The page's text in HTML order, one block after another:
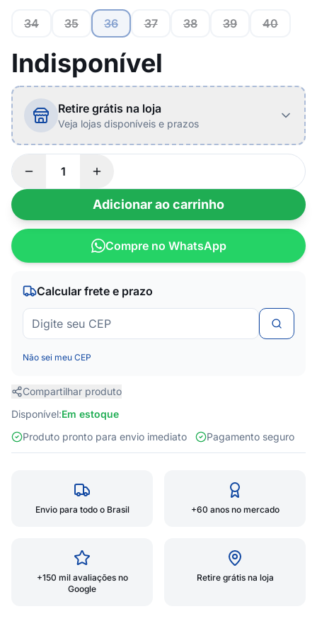
34 35 36 37 38 39 40
Indisponível
Retire grátis na loja
Veja lojas disponíveis e prazos
Adicionar ao carrinho
Compre no WhatsApp
Calcular frete e prazo
Não sei meu CEP
Compartilhar produto
Disponível:Em estoque
Produto pronto para envio imediato
Pagamento seguro
Envio para todo o Brasil +60 anos no mercado
+150 mil avaliações no
Google
Retire grátis na loja